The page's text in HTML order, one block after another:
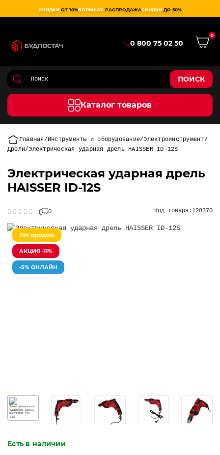
СКИДКИ ОТ 10%БОЛЬШАЯ РАСПРОДАЖАСКИДКИ ДО 50%
0 800 75 02 50
0
ПОИСК
Каталог товаров
Главная Инструменты и оборудование Электроинструмент
Дрели Электрическая ударная дрель HAISSER ID-12S
Электрическая ударная дрель
HAISSER ID-12S
0 Код товара:128370
Топ продаж
АКЦИЯ -11%
-5% ОНЛАЙН
Есть в наличии